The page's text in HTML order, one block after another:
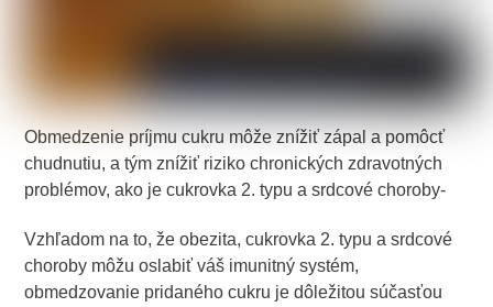
Obmedzenie príjmu cukru môže znížiť zápal a pomôcť
chudnutiu, a tým znížiť riziko chronických zdravotných
problémov, ako je cukrovka 2. typu a srdcové choroby-
Vzhľadom na to, že obezita, cukrovka 2. typu a srdcové
choroby môžu oslabiť váš imunitný systém,
obmedzovanie pridaného cukru je dôležitou súčasťou